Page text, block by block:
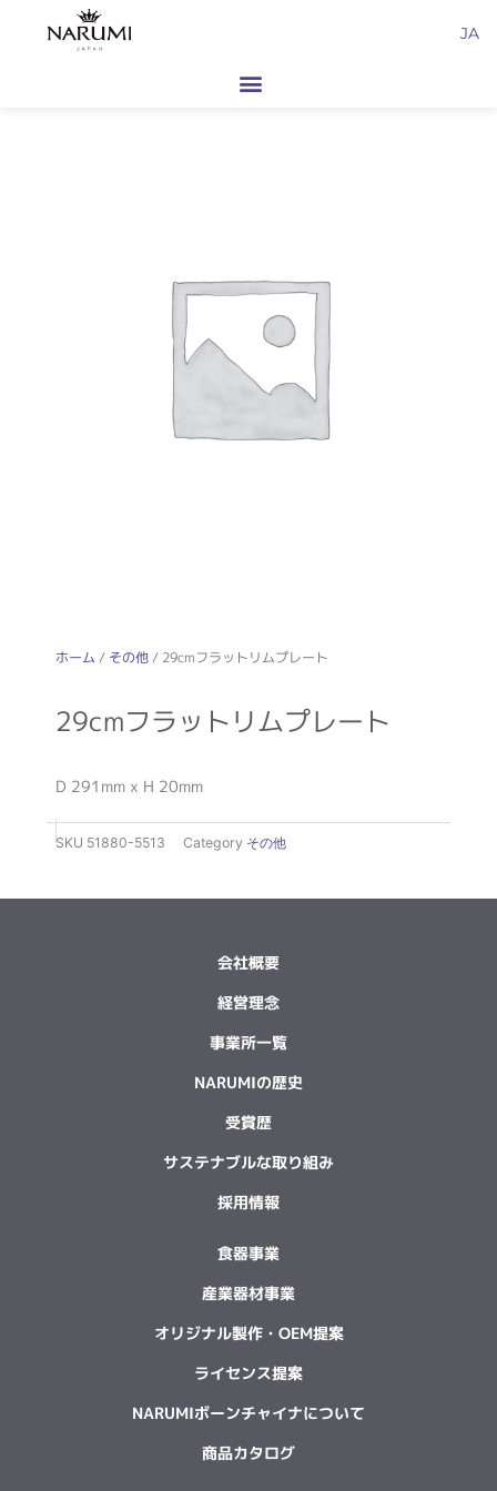
JA
ホーム / その他/ 29cmフラットリムプレート
29cmフラットリムプレート
D 291mm x H 20mm
SKU 51880-5513 Category その他
会社概要
経営理念
事業所一覧
NARUMIの歴史
受賞歴
サステナブルな取り組み
採用情報
食器事業
産業器材事業
オリジナル製作・OEM提案
ライセンス提案
NARUMIボーンチャイナについて
商品カタログ